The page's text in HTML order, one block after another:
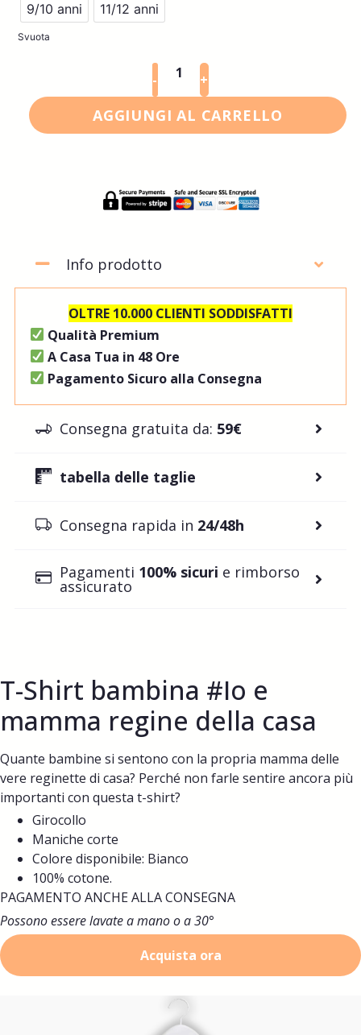
9/10 anni
11/12 anni
Svuota
- +
AGGIUNGI AL CARRELLO
Info prodotto
OLTRE 10.000 CLIENTI SODDISFATTI
Qualità Premium
A Casa Tua in 48 Ore
Pagamento Sicuro alla Consegna
Consegna gratuita da: 59€
tabella delle taglie
Consegna rapida in 24/48h
Pagamenti 100% sicuri e rimborso
assicurato
T-Shirt bambina #Io e
mamma regine della casa
Quante bambine si sentono con la propria mamma delle
vere reginette di casa? Perché non farle sentire ancora più
importanti con questa t-shirt?
Girocollo
Maniche corte
Colore disponibile: Bianco
100% cotone.
PAGAMENTO ANCHE ALLA CONSEGNA
Possono essere lavate a mano o a 30°
Acquista ora